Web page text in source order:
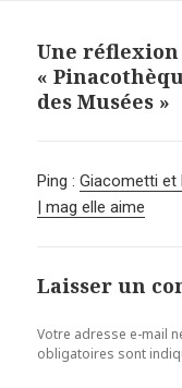
Une
«
des Musées »
Ping :Giacometti et
| mag elle aime
Laisser un
Votre adresse e-mail
obligatoires sont